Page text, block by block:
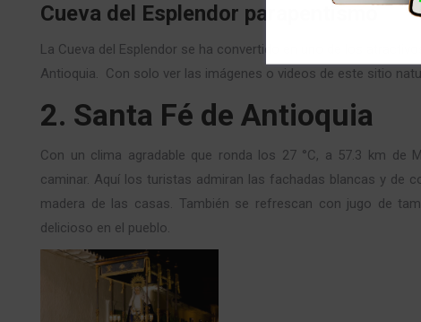
Cueva del Esplendor parapentismo
La Cueva del Esplendor se ha convertido en uno de los
Antioquia. Con solo ver las imágenes o videos de este sitio
2. Santa Fé de Antioquia
Con un clima agradable que ronda los 27 °C, a 57.3 km de
caminar. Aquí los turistas admiran las fachadas blancas y de
madera de las casas. También se refrescan con jugo de
delicioso en el pueblo.